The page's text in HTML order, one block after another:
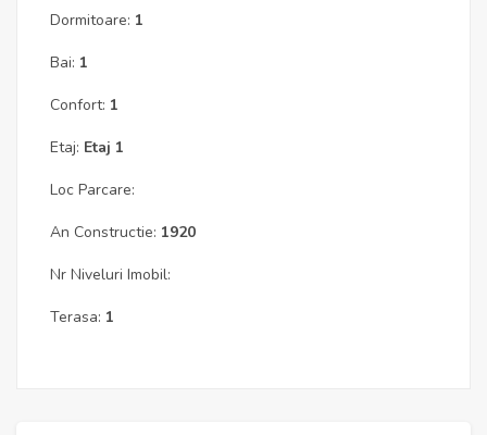
Dormitoare: 1
Bai: 1
Confort: 1
Etaj: Etaj 1
Loc Parcare:
An Constructie: 1920
Nr Niveluri Imobil:
Terasa: 1